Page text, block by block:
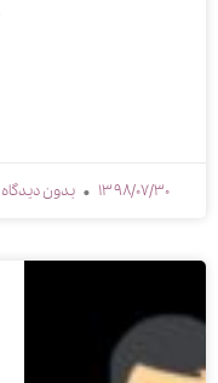
1398/07/30 بدون دیدگاه